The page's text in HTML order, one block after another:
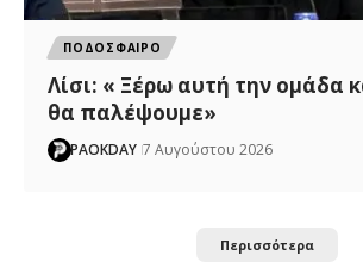
ΠΟΔΟΣΦΑΙΡΟ
Λίσι: « Ξέρω αυτή την ομάδα
θα παλέψουμε»
PAOKDAY 7 Αυγούστου 2026
Περισσότερα